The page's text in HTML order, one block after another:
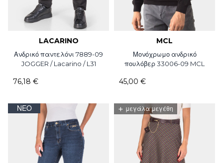
LACARINO
Ανδρικό παντελόνι 7889-09
JOGGER / Lacarino / L31
76,18 €
MCL
Μονόχρωμο ανδρικό
πουλόβερ 33006-09 MCL
45,00 €
ΝΈΟ + μεγάλα μεγέθη